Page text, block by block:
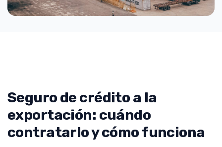
Seguro de crédito a la
exportación: cuándo
contratarlo y cómo funciona